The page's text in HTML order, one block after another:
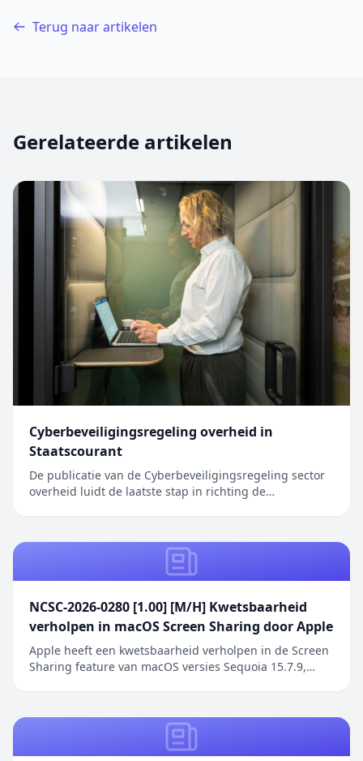
Terug naar artikelen
Gerelateerde artikelen
Cyberbeveiligingsregeling overheid in
Staatscourant
De publicatie van de Cyberbeveiligingsregeling sector
overheid luidt de laatste stap in richting de
Staatscourant verscheen eerst op Digitale Overheid.
NCSC-2026-0280 [1.00] [M/H] Kwetsbaarheid
verholpen in macOS Screen Sharing door Apple
Apple heeft een kwetsbaarheid verholpen in de Screen
Sharing feature van macOS versies Sequoia 15.7.9,
Sharing functionaliteit waarbij netwerkaanvallers
toegang kunnen verkrijgen zonder geldige